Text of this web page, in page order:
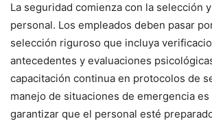
La seguridad comienza con la selección
personal. Los empleados deben pasar
selección riguroso que incluya
antecedentes y evaluaciones
capacitación continua en protocolos de
manejo de situaciones de emergencia
garantizar que el personal esté